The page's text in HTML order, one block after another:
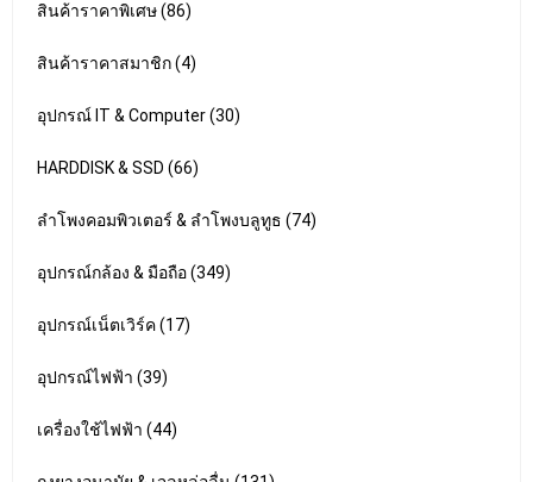
สินค้าราคาพิเศษ (86)
สินค้าราคาสมาชิก (4)
อุปกรณ์ IT & Computer (30)
HARDDISK & SSD (66)
ลำโพงคอมพิวเตอร์ & ลำโพงบลูทูธ (74)
อุปกรณ์กล้อง & มือถือ (349)
อุปกรณ์เน็ตเวิร์ค (17)
อุปกรณ์ไฟฟ้า (39)
เครื่องใช้ไฟฟ้า (44)